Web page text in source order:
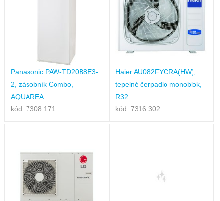
Panasonic PAW-TD20B8E3-
2, zásobník Combo,
AQUAREA
kód: 7308.171
Haier AU082FYCRA(HW),
tepelné čerpadlo monoblok,
R32
kód: 7316.302